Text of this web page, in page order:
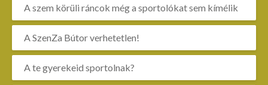
A szem körüli ráncok még a sportolókat sem kímélik
A SzenZa Bútor verhetetlen!
A te gyerekeid sportolnak?